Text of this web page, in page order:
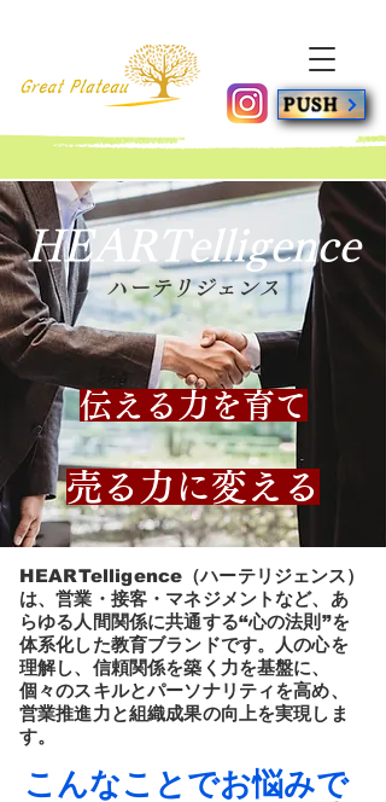
PUSH
HEARTelligence
​ハーテリジェンス
​伝える力を育て
​売る力に変える
HEARTelligence（ハーテリジェンス）
は、営業・接客・マネジメントなど、あ
らゆる人間関係に共通する“心の法則”を
体系化した教育ブランドです。人の心を
理解し、信頼関係を築く力を基盤に、
個々のスキルとパーソナリティを高め、
営業推進力と組織成果の向上を実現しま
す。
こんなことでお悩みで